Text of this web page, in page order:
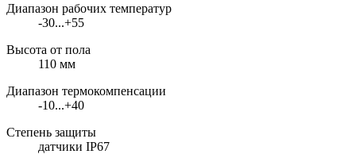
Диапазон рабочих температур
-30...+55
Высота от пола
110 мм
Диапазон термокомпенсации
-10...+40
Степень защиты
датчики IP67